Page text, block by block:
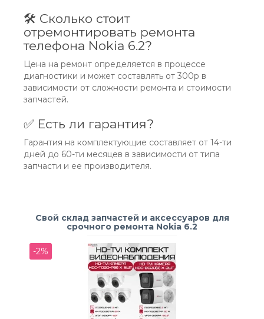
🛠 Сколько стоит
отремонтировать ремонта
телефона Nokia 6.2?
Цена на ремонт определяется в процессе
диагностики и может составлять от 300р в
зависимости от сложности ремонта и стоимости
запчастей.
✅ Есть ли гарантия?
Гарантия на комплектующие составляет от 14-ти
дней до 60-ти месяцев в зависимости от типа
запчасти и ее производителя.
Свой склад запчастей и аксессуаров для
срочного ремонта Nokia 6.2
-2%